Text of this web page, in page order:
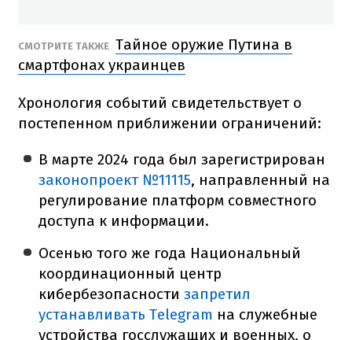
СМОТРИТЕ ТАКЖЕ Тайное оружие Путина в
смартфонах украинцев
Хронология событий свидетельствует о
постепенном приближении ограничений:
В марте 2024 года был зарегистрирован
законопроект №11115, направленный на
регулирование платформ совместного
доступа к информации.
Осенью того же года Национальный
координационный центр
кибербезопасностизапретил
устанавливать Telegram на служебные
устройства госслужащих и военных, о